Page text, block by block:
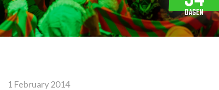
1 February 2014
dagen